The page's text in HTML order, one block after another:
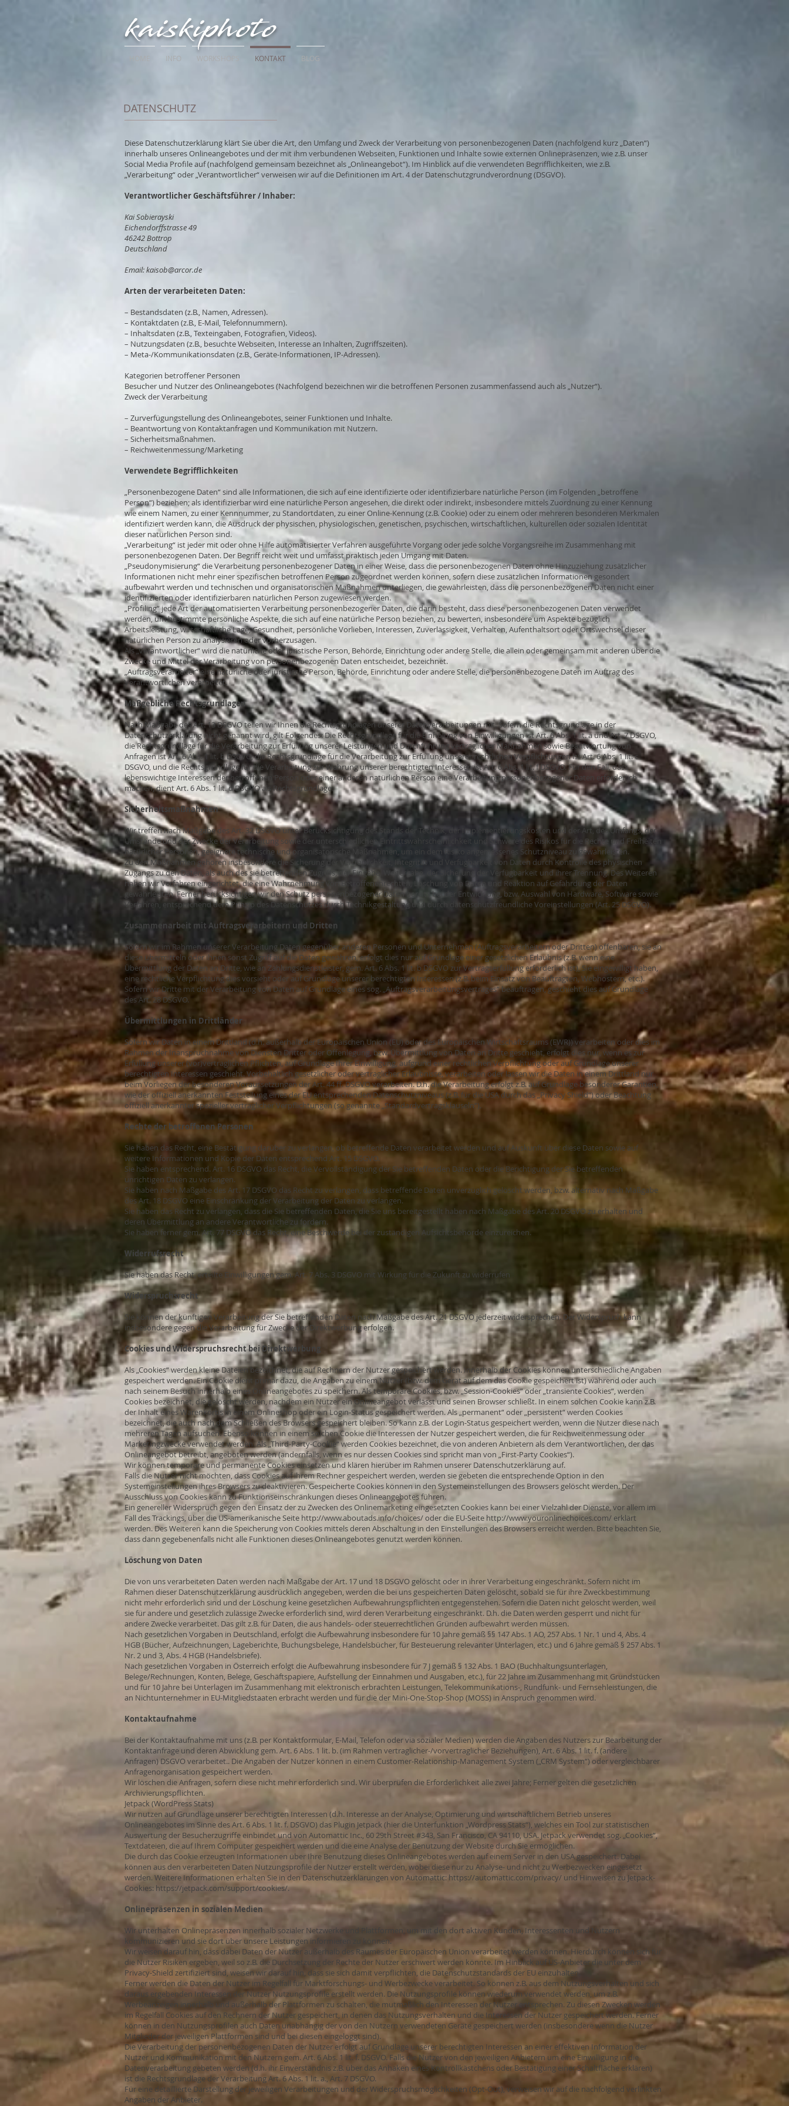
kaiskiphoto
DATENSCHUTZ
Diese Datenschutzerklärung klärt Sie über die Art, den Umfang und Zweck der Verarbeitung von personenbezogenen Daten (nachfolgend kurz „Daten“)
innerhalb unseres Onlineangebotes und der mit ihm verbundenen Webseiten, Funktionen und Inhalte sowie externen Onlinepräsenzen, wie z.B. unser
Social Media Profile auf (nachfolgend gemeinsam bezeichnet als „Onlineangebot“). Im Hinblick auf die verwendeten Begrifflichkeiten, wie z.B.
„Verarbeitung“ oder „Verantwortlicher“ verweisen wir auf die Definitionen im Art. 4 der Datenschutzgrundverordnung (DSGVO).
Verantwortlicher Geschäftsführer / Inhaber:
Kai Sobierayski
Eichendorffstrasse 49
46242 Bottrop
Deutschland
Email:kaisob@arcor.de
Arten der verarbeiteten Daten:
– Bestandsdaten (z.B., Namen, Adressen).
– Kontaktdaten (z.B., E-Mail, Telefonnummern).
– Inhaltsdaten (z.B., Texteingaben, Fotografien, Videos).
– Nutzungsdaten (z.B., besuchte Webseiten, Interesse an Inhalten, Zugriffszeiten).
– Meta-/Kommunikationsdaten (z.B., Geräte-Informationen, IP-Adressen).
Kategorien betroffener Personen
Besucher und Nutzer des Onlineangebotes (Nachfolgend bezeichnen wir die betroffenen Personen zusammenfassend auch als „Nutzer“).
Zweck der Verarbeitung
– Zurverfügungstellung des Onlineangebotes, seiner Funktionen und Inhalte.
– Beantwortung von Kontaktanfragen und Kommunikation mit Nutzern.
– Sicherheitsmaßnahmen.
– Reichweitenmessung/Marketing
Verwendete Begrifflichkeiten
„Personenbezogene Daten“ sind alle Informationen, die sich auf eine identifizierte oder identifizierbare natürliche Person (im Folgenden „betroffene
Person“) beziehen; als identifizierbar wird eine natürliche Person angesehen, die direkt oder indirekt, insbesondere mittels Zuordnung zu einer Kennung
wie einem Namen, zu einer Kennnummer, zu Standortdaten, zu einer Online-Kennung (z.B. Cookie) oder zu einem oder mehreren besonderen Merkmalen
identifiziert werden kann, die Ausdruck der physischen, physiologischen, genetischen, psychischen, wirtschaftlichen, kulturellen oder sozialen Identität
dieser natürlichen Person sind.
„Verarbeitung“ ist jeder mit oder ohne Hilfe automatisierter Verfahren ausgeführte Vorgang oder jede solche Vorgangsreihe im Zusammenhang mit
personenbezogenen Daten. Der Begriff reicht weit und umfasst praktisch jeden Umgang mit Daten.
„Pseudonymisierung“ die Verarbeitung personenbezogener Daten in einer Weise, dass die personenbezogenen Daten ohne Hinzuziehung zusätzlicher
Informationen nicht mehr einer spezifischen betroffenen Person zugeordnet werden können, sofern diese zusätzlichen Informationen gesondert
aufbewahrt werden und technischen und organisatorischen Maßnahmen unterliegen, die gewährleisten, dass die personenbezogenen Daten nicht einer
identifizierten oder identifizierbaren natürlichen Person zugewiesen werden.
„Profiling“ jede Art der automatisierten Verarbeitung personenbezogener Daten, die darin besteht, dass diese personenbezogenen Daten verwendet
werden, um bestimmte persönliche Aspekte, die sich auf eine natürliche Person beziehen, zu bewerten, insbesondere um Aspekte bezüglich
Arbeitsleistung, wirtschaftliche Lage, Gesundheit, persönliche Vorlieben, Interessen, Zuverlässigkeit, Verhalten, Aufenthaltsort oder Ortswechsel dieser
natürlichen Person zu analysieren oder vorherzusagen.
Als „Verantwortlicher“ wird die natürliche oder juristische Person, Behörde, Einrichtung oder andere Stelle, die allein oder gemeinsam mit anderen über die
Zwecke und Mittel der Verarbeitung von personenbezogenen Daten entscheidet, bezeichnet.
„Auftragsverarbeiter“ eine natürliche oder juristische Person, Behörde, Einrichtung oder andere Stelle, die personenbezogene Daten im Auftrag des
Verantwortlichen verarbeitet.
Maßgebliche Rechtsgrundlagen
Nach Maßgabe des Art. 13 DSGVO teilen wir Ihnen die Rechtsgrundlagen unserer Datenverarbeitungen mit. Sofern die Rechtsgrundlage in der
Datenschutzerklärung nicht genannt wird, gilt Folgendes: Die Rechtsgrundlage für die Einholung von Einwilligungen ist Art. 6 Abs. 1 lit. a und Art. 7 DSGVO,
die Rechtsgrundlage für die Verarbeitung zur Erfüllung unserer Leistungen und Durchführung vertraglicher Maßnahmen sowie Beantwortung von
Anfragen ist Art. 6 Abs. 1 lit. b DSGVO, die Rechtsgrundlage für die Verarbeitung zur Erfüllung unserer rechtlichen Verpflichtungen ist Art. 6 Abs. 1 lit. c
DSGVO, und die Rechtsgrundlage für die Verarbeitung zur Wahrung unserer berechtigten Interessen ist Art. 6 Abs. 1 lit. f DSGVO. Für den Fall, dass
lebenswichtige Interessen der betroffenen Person oder einer anderen natürlichen Person eine Verarbeitung personenbezogener Daten erforderlich
machen, dient Art. 6 Abs. 1 lit. d DSGVO als Rechtsgrundlage.
Sicherheitsmaßnahmen
Wir treffen nach Maßgabe des Art. 32 DSGVO unter Berücksichtigung des Stands der Technik, der Implementierungskosten und der Art, des Umfangs, der
Umstände und der Zwecke der Verarbeitung sowie der unterschiedlichen Eintrittswahrscheinlichkeit und Schwere des Risikos für die Rechte und Freiheiten
natürlicher Personen, geeignete technische und organisatorische Maßnahmen, um ein dem Risiko angemessenes Schutzniveau zu gewährleisten.
Zu den Maßnahmen gehören insbesondere die Sicherung der Vertraulichkeit, Integrität und Verfügbarkeit von Daten durch Kontrolle des physischen
Zugangs zu den Daten, als auch des sie betreffenden Zugriffs, der Eingabe, Weitergabe, der Sicherung der Verfügbarkeit und ihrer Trennung. Des Weiteren
haben wir Verfahren eingerichtet, die eine Wahrnehmung von Betroffenenrechten, Löschung von Daten und Reaktion auf Gefährdung der Daten
gewährleisten. Ferner berücksichtigen wir den Schutz personenbezogener Daten bereits bei der Entwicklung, bzw. Auswahl von Hardware, Software sowie
Verfahren, entsprechend dem Prinzip des Datenschutzes durch Technikgestaltung und durch datenschutzfreundliche Voreinstellungen (Art. 25 DSGVO).
Zusammenarbeit mit Auftragsverarbeitern und Dritten
Sofern wir im Rahmen unserer Verarbeitung Daten gegenüber anderen Personen und Unternehmen (Auftragsverarbeitern oder Dritten) offenbaren, sie an
diese übermitteln oder ihnen sonst Zugriff auf die Daten gewähren, erfolgt dies nur auf Grundlage einer gesetzlichen Erlaubnis (z.B. wenn eine
Übermittlung der Daten an Dritte, wie an Zahlungsdienstleister, gem. Art. 6 Abs. 1 lit. b DSGVO zur Vertragserfüllung erforderlich ist), Sie eingewilligt haben,
eine rechtliche Verpflichtung dies vorsieht oder auf Grundlage unserer berechtigten Interessen (z.B. beim Einsatz von Beauftragten, Webhostern, etc.).
Sofern wir Dritte mit der Verarbeitung von Daten auf Grundlage eines sog. „Auftragsverarbeitungsvertrages“ beauftragen, geschieht dies auf Grundlage
des Art. 28 DSGVO.
Übermittlungen in Drittländer
Sofern wir Daten in einem Drittland (d.h. außerhalb der Europäischen Union (EU) oder des Europäischen Wirtschaftsraums (EWR)) verarbeiten oder dies im
Rahmen der Inanspruchnahme von Diensten Dritter oder Offenlegung, bzw. Übermittlung von Daten an Dritte geschieht, erfolgt dies nur, wenn es zur
Erfüllung unserer (vor)vertraglichen Pflichten, auf Grundlage Ihrer Einwilligung, aufgrund einer rechtlichen Verpflichtung oder auf Grundlage unserer
berechtigten Interessen geschieht. Vorbehaltlich gesetzlicher oder vertraglicher Erlaubnisse, verarbeiten oder lassen wir die Daten in einem Drittland nur
beim Vorliegen der besonderen Voraussetzungen der Art. 44 ff. DSGVO verarbeiten. D.h. die Verarbeitung erfolgt z.B. auf Grundlage besonderer Garantien,
wie der offiziell anerkannten Feststellung eines der EU entsprechenden Datenschutzniveaus (z.B. für die USA durch das „Privacy Shield“) oder Beachtung
offiziell anerkannter spezieller vertraglicher Verpflichtungen (so genannte „Standardvertragsklauseln“).
Rechte der betroffenen Personen
Sie haben das Recht, eine Bestätigung darüber zu verlangen, ob betreffende Daten verarbeitet werden und auf Auskunft über diese Daten sowie auf
weitere Informationen und Kopie der Daten entsprechend Art. 15 DSGVO.
Sie haben entsprechend. Art. 16 DSGVO das Recht, die Vervollständigung der Sie betreffenden Daten oder die Berichtigung der Sie betreffenden
unrichtigen Daten zu verlangen.
Sie haben nach Maßgabe des Art. 17 DSGVO das Recht zu verlangen, dass betreffende Daten unverzüglich gelöscht werden, bzw. alternativ nach Maßgabe
des Art. 18 DSGVO eine Einschränkung der Verarbeitung der Daten zu verlangen.
Sie haben das Recht zu verlangen, dass die Sie betreffenden Daten, die Sie uns bereitgestellt haben nach Maßgabe des Art. 20 DSGVO zu erhalten und
deren Übermittlung an andere Verantwortliche zu fordern.
Sie haben ferner gem. Art. 77 DSGVO das Recht, eine Beschwerde bei der zuständigen Aufsichtsbehörde einzureichen.
Widerrufsrecht
Sie haben das Recht, erteilte Einwilligungen gem. Art. 7 Abs. 3 DSGVO mit Wirkung für die Zukunft zu widerrufen
Widerspruchsrecht
Sie können der künftigen Verarbeitung der Sie betreffenden Daten nach Maßgabe des Art. 21 DSGVO jederzeit widersprechen. Der Widerspruch kann
insbesondere gegen die Verarbeitung für Zwecke der Direktwerbung erfolgen.
Cookies und Widerspruchsrecht bei Direktwerbung
Als „Cookies“ werden kleine Dateien bezeichnet, die auf Rechnern der Nutzer gespeichert werden. Innerhalb der Cookies können unterschiedliche Angaben
gespeichert werden. Ein Cookie dient primär dazu, die Angaben zu einem Nutzer (bzw. dem Gerät auf dem das Cookie gespeichert ist) während oder auch
nach seinem Besuch innerhalb eines Onlineangebotes zu speichern. Als temporäre Cookies, bzw. „Session-Cookies“ oder „transiente Cookies“, werden
Cookies bezeichnet, die gelöscht werden, nachdem ein Nutzer ein Onlineangebot verlässt und seinen Browser schließt. In einem solchen Cookie kann z.B.
der Inhalt eines Warenkorbs in einem Onlineshop oder ein Login-Status gespeichert werden. Als „permanent“ oder „persistent“ werden Cookies
bezeichnet, die auch nach dem Schließen des Browsers gespeichert bleiben. So kann z.B. der Login-Status gespeichert werden, wenn die Nutzer diese nach
mehreren Tagen aufsuchen. Ebenso können in einem solchen Cookie die Interessen der Nutzer gespeichert werden, die für Reichweitenmessung oder
Marketingzwecke verwendet werden. Als „Third-Party-Cookie“ werden Cookies bezeichnet, die von anderen Anbietern als dem Verantwortlichen, der das
Onlineangebot betreibt, angeboten werden (andernfalls, wenn es nur dessen Cookies sind spricht man von „First-Party Cookies“).
Wir können temporäre und permanente Cookies einsetzen und klären hierüber im Rahmen unserer Datenschutzerklärung auf.
Falls die Nutzer nicht möchten, dass Cookies auf ihrem Rechner gespeichert werden, werden sie gebeten die entsprechende Option in den
Systemeinstellungen ihres Browsers zu deaktivieren. Gespeicherte Cookies können in den Systemeinstellungen des Browsers gelöscht werden. Der
Ausschluss von Cookies kann zu Funktionseinschränkungen dieses Onlineangebotes führen.
Ein genereller Widerspruch gegen den Einsatz der zu Zwecken des Onlinemarketing eingesetzten Cookies kann bei einer Vielzahl der Dienste, vor allem im
Fall des Trackings, über die US-amerikanische Seite http://www.aboutads.info/choices/oder die EU-Seite http://www.youronlinechoices.com/ erklärt
werden. Des Weiteren kann die Speicherung von Cookies mittels deren Abschaltung in den Einstellungen des Browsers erreicht werden. Bitte beachten Sie,
dass dann gegebenenfalls nicht alle Funktionen dieses Onlineangebotes genutzt werden können.
Löschung von Daten
Die von uns verarbeiteten Daten werden nach Maßgabe der Art. 17 und 18 DSGVO gelöscht oder in ihrer Verarbeitung eingeschränkt. Sofern nicht im
Rahmen dieser Datenschutzerklärung ausdrücklich angegeben, werden die bei uns gespeicherten Daten gelöscht, sobald sie für ihre Zweckbestimmung
nicht mehr erforderlich sind und der Löschung keine gesetzlichen Aufbewahrungspflichten entgegenstehen. Sofern die Daten nicht gelöscht werden, weil
sie für andere und gesetzlich zulässige Zwecke erforderlich sind, wird deren Verarbeitung eingeschränkt. D.h. die Daten werden gesperrt und nicht für
andere Zwecke verarbeitet. Das gilt z.B. für Daten, die aus handels- oder steuerrechtlichen Gründen aufbewahrt werden müssen.
Nach gesetzlichen Vorgaben in Deutschland, erfolgt die Aufbewahrung insbesondere für 10 Jahre gemäß §§ 147 Abs. 1 AO, 257 Abs. 1 Nr. 1 und 4, Abs. 4
HGB (Bücher, Aufzeichnungen, Lageberichte, Buchungsbelege, Handelsbücher, für Besteuerung relevanter Unterlagen, etc.) und 6 Jahre gemäß § 257 Abs. 1
Nr. 2 und 3, Abs. 4 HGB (Handelsbriefe).
Nach gesetzlichen Vorgaben in Österreich erfolgt die Aufbewahrung insbesondere für 7 J gemäß § 132 Abs. 1 BAO (Buchhaltungsunterlagen,
Belege/Rechnungen, Konten, Belege, Geschäftspapiere, Aufstellung der Einnahmen und Ausgaben, etc.), für 22 Jahre im Zusammenhang mit Grundstücken
und für 10 Jahre bei Unterlagen im Zusammenhang mit elektronisch erbrachten Leistungen, Telekommunikations-, Rundfunk- und Fernsehleistungen, die
an Nichtunternehmer in EU-Mitgliedstaaten erbracht werden und für die der Mini-One-Stop-Shop (MOSS) in Anspruch genommen wird.
Kontaktaufnahme
Bei der Kontaktaufnahme mit uns (z.B. per Kontaktformular, E-Mail, Telefon oder via sozialer Medien) werden die Angaben des Nutzers zur Bearbeitung der
Kontaktanfrage und deren Abwicklung gem. Art. 6 Abs. 1 lit. b. (im Rahmen vertraglicher-/vorvertraglicher Beziehungen), Art. 6 Abs. 1 lit. f. (andere
Anfragen) DSGVO verarbeitet.. Die Angaben der Nutzer können in einem Customer-Relationship-Management System („CRM System“) oder vergleichbarer
Anfragenorganisation gespeichert werden.
Wir löschen die Anfragen, sofern diese nicht mehr erforderlich sind. Wir überprüfen die Erforderlichkeit alle zwei Jahre; Ferner gelten die gesetzlichen
Archivierungspflichten.
Jetpack (WordPress Stats)
Wir nutzen auf Grundlage unserer berechtigten Interessen (d.h. Interesse an der Analyse, Optimierung und wirtschaftlichem Betrieb unseres
Onlineangebotes im Sinne des Art. 6 Abs. 1 lit. f. DSGVO) das Plugin Jetpack (hier die Unterfunktion „Wordpress Stats“), welches ein Tool zur statistischen
Auswertung der Besucherzugriffe einbindet und von Automattic Inc., 60 29th Street #343, San Francisco, CA 94110, USA. Jetpack verwendet sog. „Cookies“,
Textdateien, die auf Ihrem Computer gespeichert werden und die eine Analyse der Benutzung der Website durch Sie ermöglichen.
Die durch das Cookie erzeugten Informationen über Ihre Benutzung dieses Onlineangebotes werden auf einem Server in den USA gespeichert. Dabei
können aus den verarbeiteten Daten Nutzungsprofile der Nutzer erstellt werden, wobei diese nur zu Analyse- und nicht zu Werbezwecken eingesetzt
werden. Weitere Informationen erhalten Sie in den Datenschutzerklärungen von Automattic: https://automattic.com/privacy/ und Hinweisen zu Jetpack-
Cookies: https://jetpack.com/support/cookies/.
Onlinepräsenzen in sozialen Medien
Wir unterhalten Onlinepräsenzen innerhalb sozialer Netzwerke und Plattformen, um mit den dort aktiven Kunden, Interessenten und Nutzern
kommunizieren und sie dort über unsere Leistungen informieren zu können.
Wir weisen darauf hin, dass dabei Daten der Nutzer außerhalb des Raumes der Europäischen Union verarbeitet werden können. Hierdurch können sich für
die Nutzer Risiken ergeben, weil so z.B. die Durchsetzung der Rechte der Nutzer erschwert werden könnte. Im Hinblick auf US-Anbieter die unter dem
Privacy-Shield zertifiziert sind, weisen wir darauf hin, dass sie sich damit verpflichten, die Datenschutzstandards der EU einzuhalten.
Ferner werden die Daten der Nutzer im Regelfall für Marktforschungs- und Werbezwecke verarbeitet. So können z.B. aus dem Nutzungsverhalten und sich
daraus ergebenden Interessen der Nutzer Nutzungsprofile erstellt werden. Die Nutzungsprofile können wiederum verwendet werden, um z.B.
Werbeanzeigen innerhalb und außerhalb der Plattformen zu schalten, die mutmaßlich den Interessen der Nutzer entsprechen. Zu diesen Zwecken werden
im Regelfall Cookies auf den Rechnern der Nutzer gespeichert, in denen das Nutzungsverhalten und die Interessen der Nutzer gespeichert werden. Ferner
können in den Nutzungsprofilen auch Daten unabhängig der von den Nutzern verwendeten Geräte gespeichert werden (insbesondere wenn die Nutzer
Mitglieder der jeweiligen Plattformen sind und bei diesen eingeloggt sind).
Die Verarbeitung der personenbezogenen Daten der Nutzer erfolgt auf Grundlage unserer berechtigten Interessen an einer effektiven Information der
Nutzer und Kommunikation mit den Nutzern gem. Art. 6 Abs. 1 lit. f. DSGVO. Falls die Nutzer von den jeweiligen Anbietern um eine Einwilligung in die
Datenverarbeitung gebeten werden (d.h. ihr Einverständnis z.B. über das Anhaken eines Kontrollkästchens oder Bestätigung einer Schaltfläche erklären)
ist die Rechtsgrundlage der Verarbeitung Art. 6 Abs. 1 lit. a., Art. 7 DSGVO.
Für eine detaillierte Darstellung der jeweiligen Verarbeitungen und der Widerspruchsmöglichkeiten (Opt-Out), verweisen wir auf die nachfolgend verlinkten
Angaben der Anbieter.
INFO WORKSHOPS KONTAKT BLOG